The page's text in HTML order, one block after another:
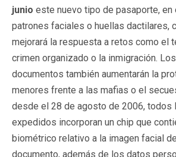
junio este nuevo tipo de pasaporte, en
patrones faciales o huellas dactilares,
mejorará la respuesta a retos como el
crimen organizado o la inmigración.
documentos también aumentarán la
menores frente a las mafias o el
desde el 28 de agosto de 2006, todos
expedidos incorporan un chip que
biométrico relativo a la imagen facial
documento, además de los datos